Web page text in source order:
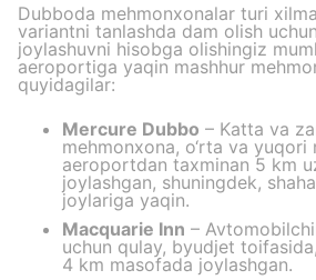
Dubboda mehmonxonalar turi
variantni tanlashda dam olish
joylashuvni hisobga olishingiz
aeroportiga yaqin mashhur
quyidagilar:
Mercure Dubbo – Katta va
mehmonxona, o‘rta va
aeroportdan taxminan 5 km
joylashgan, shuningdek,
joylariga yaqin.
Macquarie Inn –
uchun qulay, byudjet
4 km masofada joylashgan.